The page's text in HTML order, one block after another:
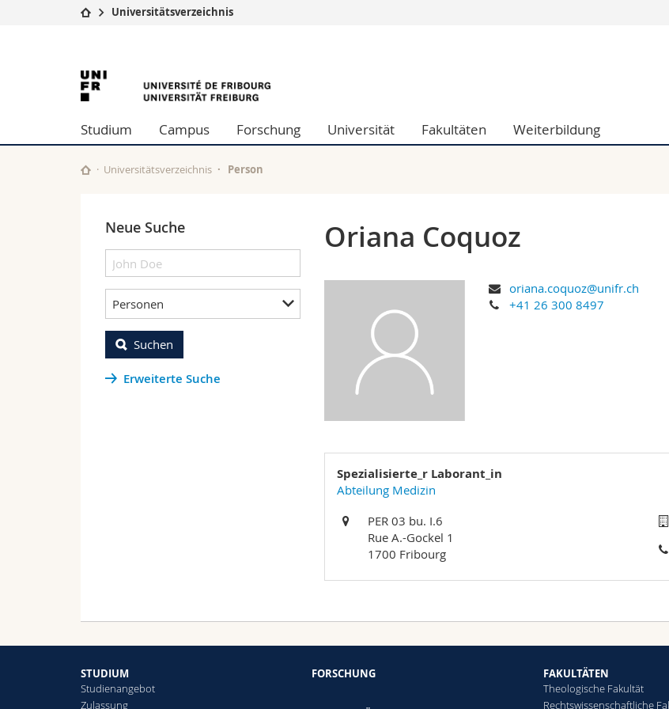
Studium
Campus
Universität
Weiterbildung
Theologische Fak.
Philosophische Fak.
Fak. für Erziehungs- und Bildungswissenschaften
Universitätsverzeichnis
University
of
Fribourg
Studium Campus Forschung Universität Fakultäten Weiterbildung
Universitätsverzeichnis Person
Neue Suche
Personen
Suchen
Erweiterte Suche
Oriana Coquoz
oriana.coquoz@unifr.ch
+41 26 300 8497
Spezialisierte_r Laborant_in
Abteilung Medizin
PER 03 bu. I.6
Rue A.-Gockel 1
1700 Fribourg
STUDIUM
Studienangebot
Zulassung
FORSCHUNG
FAKULTÄTEN
Theologische Fakultät
Rechtswissenschaftliche